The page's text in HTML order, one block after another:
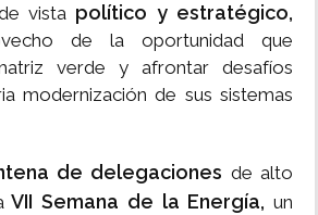
vista político y estratégico,
de la oportunidad que
verde y afrontar desafíos
modernización de sus sistemas
de delegaciones de alto
VII Semana de la Energía, un